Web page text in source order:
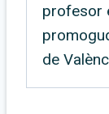
profesor
de